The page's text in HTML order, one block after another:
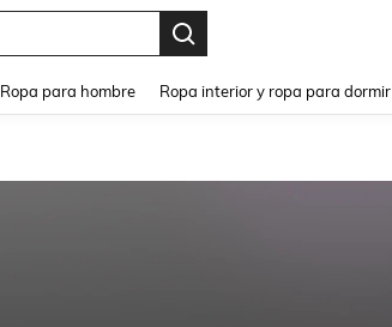
Ropa para hombre Ropa interior y ropa para dormir